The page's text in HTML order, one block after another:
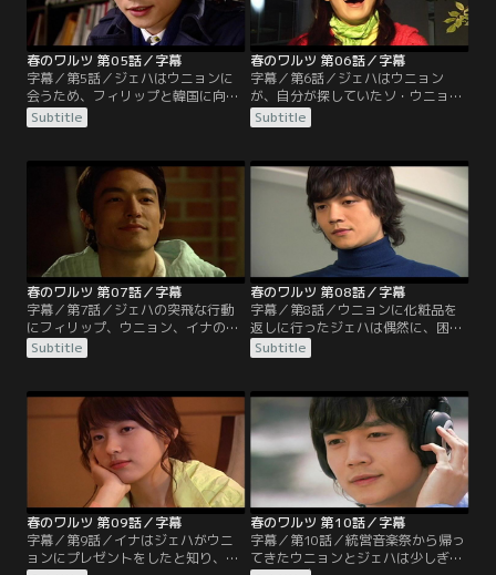
春のワルツ 第05話／字幕
字幕／第5話／ジェハはウニョンに
会うため、フィリップと韓国に向か
う。イナはジェハが韓国に来たのは
自分のためだと思い喜ぶが、ジェハ
ている。しかしそう簡単にウニョン
が見つかるはずもない。帰国記者会
見を終えると、ジェハはまたウニョ
ンを探すためソウル中を駆け回る。
やっと見つけたウニョンの姿は…。
Subtitle
春のワルツ 第06話／字幕
字幕／第6話／ジェハはウニョン
が、自分が探していたソ・ウニョン
ではないと知り愕然とする。ウニョ
ンの死を確認したジェハはオースト
によってアルバムリリースとそれに
伴う活動が終わるまでは韓国に残る
ことになる。決心をしたジェハの前
に度々現れるウニョン。ジェハには
そんなウニョンがうとましくてしか
Subtitle
春のワルツ 第07話／字幕
字幕／第7話／ジェハの突飛な行動
にフィリップ、ウニョン、イナの3
人は戸惑うばかりだった。フィリッ
プはジェハに、自分が好きなウニョ
する。ジェハも自分の行動に疑問を
持ちはじめ、フィリップに電話をし
謝る。ウニョンはジェハの行動によ
って心は複雑に。そしてウニョンが
故郷に行ったことを知ったフィリッ
プは、青山島に向かう。
Subtitle
春のワルツ 第08話／字幕
字幕／第8話／ウニョンに化粧品を
返しに行ったジェハは偶然に、困っ
ているウニョンを目撃する。ジェハ
はウニョンを助けたいが、ウニョン
のが嫌だった。状況が変わったウニ
ョンはミジョンの言葉を思い出し、
ジェハに助けを求める。一方でフィ
リップはウニョンを助ける方法を考
えていたが…。
Subtitle
春のワルツ 第09話／字幕
字幕／第9話／イナはジェハがウニ
ョンにプレゼントをしたと知り、悲
春のワルツ 第10話／字幕
字幕／第10話／統営音楽祭から帰っ
てきたウニョンとジェハは少しぎこ